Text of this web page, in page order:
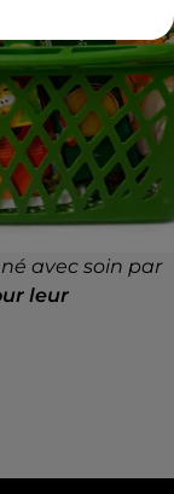
avec soin par
leur